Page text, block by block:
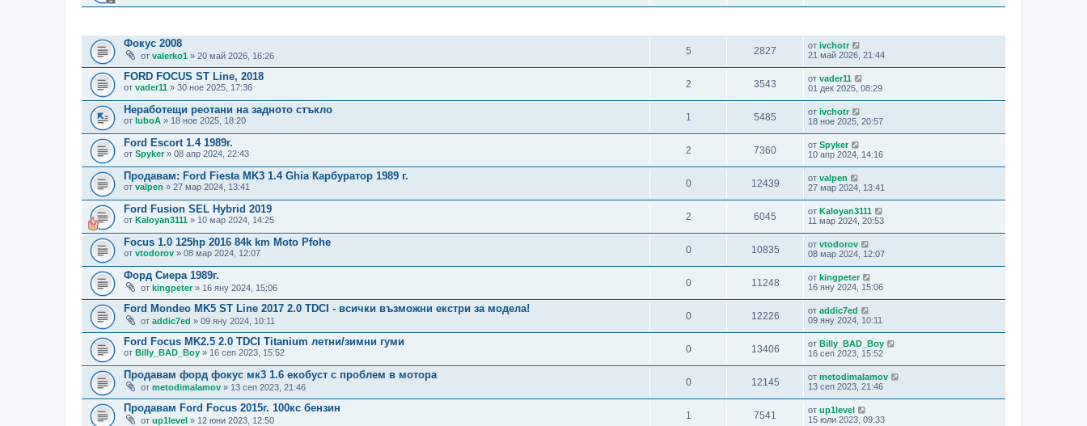
Фокус 2008
от valerko1 » 20 май 2026, 16:26 5 2827 от ivchotr
21 май 2026, 21:44
FORD FOCUS ST Line, 2018
от vader11 » 30 ное 2025, 17:36 2 3543 от vader11
01 дек 2025, 08:29
Неработещи реотани на задното стъкло
от luboA » 18 ное 2025, 18:20 1 5485 от ivchotr
18 ное 2025, 20:57
Ford Escort 1.4 1989г.
от Spyker» 08 апр 2024, 22:43 2 7360 от Spyker
10 апр 2024, 14:16
Продавам: Ford Fiesta MK3 1.4 Ghia Карбуратор 1989 г.
от valpen » 27 мар 2024, 13:41 0 12439 от valpen
27 мар 2024, 13:41
Ford Fusion SEL Hybrid 2019
от Kaloyan3111 » 10 мар 2024, 14:25 2 6045 от Kaloyan3111
11 мар 2024, 20:53
Focus 1.0 125hp 2016 84k km Moto Pfohe
от vtodorov » 08 мар 2024, 12:07 0 10835 от vtodorov
08 мар 2024, 12:07
Форд Сиера 1989г.
от kingpeter» 16 яну 2024, 15:06 0 11248 от kingpeter
16 яну 2024, 15:06
Ford Mondeo MK5 ST Line 2017 2.0 TDCI - всички възможни екстри за модела!
от addic7ed » 09 яну 2024, 10:11 0 12226 от addic7ed
09 яну 2024, 10:11
Ford Focus MK2.5 2.0 TDCI Titanium летни/зимни гуми
от Billy_BAD_Boy » 16 сеп 2023, 15:52 0 13406 от Billy_BAD_Boy
16 сеп 2023, 15:52
Продавам форд фокус мк3 1.6 екобуст с проблем в мотора
от metodimalamov » 13 сеп 2023, 21:46 0 12145 от metodimalamov
13 сеп 2023, 21:46
Продавам Ford Focus 2015г. 100кс бензин
от up1level » 12 юни 2023, 12:50 1 7541 от up1level
15 юли 2023, 09:33